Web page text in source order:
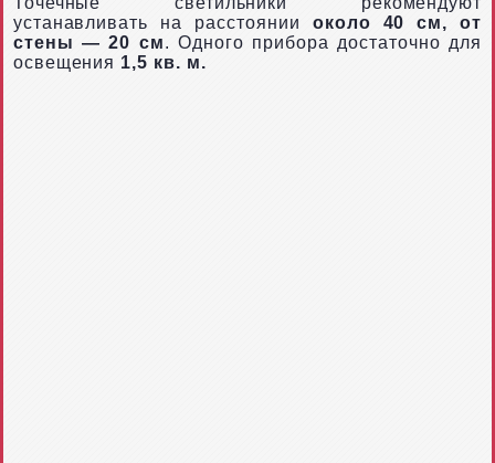
устанавливать на расстоянии около 40 см, от
стены — 20 см. Одного прибора достаточно для
освещения 1,5 кв. м.